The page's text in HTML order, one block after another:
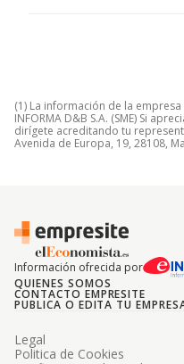
(1) La información de la
INFORMA D&B S.A. (SME) Si
dirígete acreditando tu
Avenida de Europa, 19, 28108,
Información ofrecida por
QUIENES SOMOS
CONTACTO EMPRESITE
PUBLICA O EDITA TU
Legal
Politica de Cookies